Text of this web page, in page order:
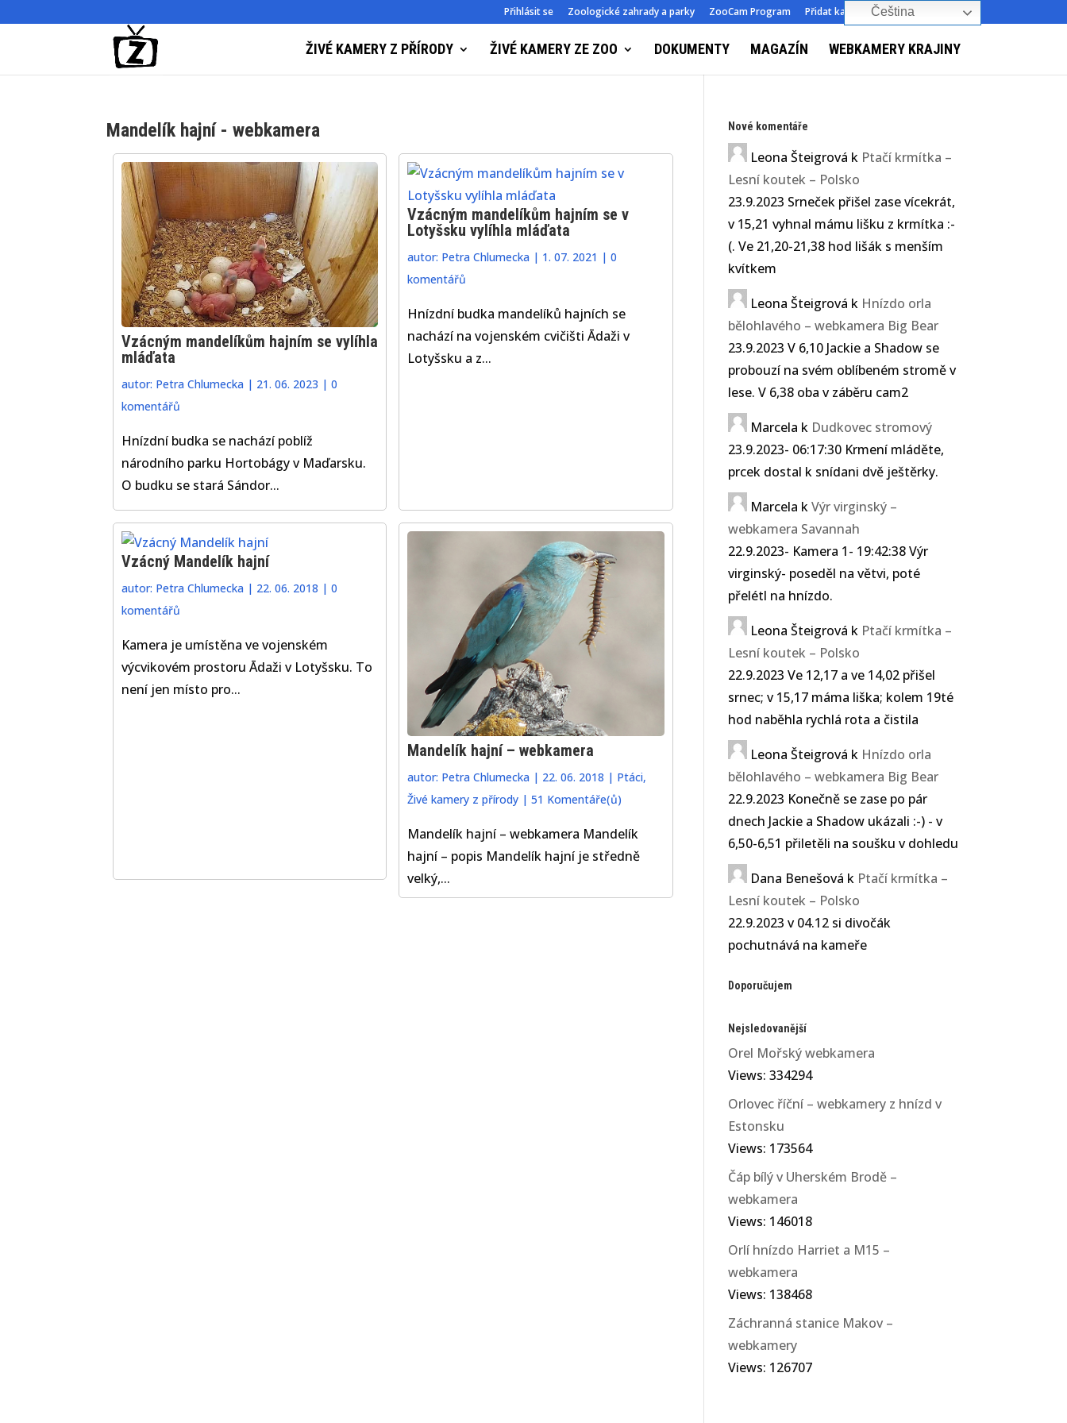
Přihlásit se Zoologické zahrady a parky ZooCam Program Přidat kameru O nás
ŽIVÉ KAMERY Z PŘÍRODY ŽIVÉ KAMERY ZE ZOO DOKUMENTY MAGAZÍN WEBKAMERY KRAJINY
Mandelík hajní - webkamera
Vzácným mandelíkům hajním se vylíhla
mláďata
autor: Petra Chlumecka| 21. 06. 2023 | 0
komentářů
Hnízdní budka se nachází poblíž
národního parku Hortobágy v Maďarsku.
O budku se stará Sándor...
Vzácným mandelíkům hajním se v
Lotyšsku vylíhla mláďata
autor: Petra Chlumecka| 1. 07. 2021 | 0
komentářů
Hnízdní budka mandelíků hajních se
nachází na vojenském cvičišti Ādaži v
Lotyšsku a z...
Vzácný Mandelík hajní
autor: Petra Chlumecka| 22. 06. 2018 | 0
komentářů
Kamera je umístěna ve vojenském
výcvikovém prostoru Ādaži v Lotyšsku. To
není jen místo pro...
Mandelík hajní – webkamera
autor: Petra Chlumecka| 22. 06. 2018 | Ptáci,
Živé kamery z přírody| 51 Komentáře(ů)
Mandelík hajní – webkamera Mandelík
hajní – popis Mandelík hajní je středně
velký,...
Nové komentáře
Leona Šteigrová k Ptačí krmítka –
Lesní koutek – Polsko
23.9.2023 Srneček přišel zase vícekrát,
v 15,21 vyhnal mámu lišku z krmítka :-
(. Ve 21,20-21,38 hod lišák s menším
kvítkem
Leona Šteigrová k Hnízdo orla
bělohlavého – webkamera Big Bear
23.9.2023 V 6,10 Jackie a Shadow se
probouzí na svém oblíbeném stromě v
lese. V 6,38 oba v záběru cam2
Marcela k Dudkovec stromový
23.9.2023- 06:17:30 Krmení mláděte,
prcek dostal k snídani dvě ještěrky.
Marcela kVýr virginský –
webkamera Savannah
22.9.2023- Kamera 1- 19:42:38 Výr
virginský- poseděl na větvi, poté
přelétl na hnízdo.
Leona Šteigrová k Ptačí krmítka –
Lesní koutek – Polsko
22.9.2023 Ve 12,17 a ve 14,02 přišel
srnec; v 15,17 máma liška; kolem 19té
hod naběhla rychlá rota a čistila
Leona Šteigrová k Hnízdo orla
bělohlavého – webkamera Big Bear
22.9.2023 Konečně se zase po pár
dnech Jackie a Shadow ukázali :-) - v
6,50-6,51 přiletěli na soušku v dohledu
Dana Benešová k Ptačí krmítka –
Lesní koutek – Polsko
22.9.2023 v 04.12 si divočák
pochutnává na kameře
Doporučujem
Nejsledovanější
Orel Mořský webkamera
Views: 334294
Orlovec říční – webkamery z hnízd v
Estonsku
Views: 173564
Čáp bílý v Uherském Brodě –
webkamera
Views: 146018
Orlí hnízdo Harriet a M15 –
webkamera
Views: 138468
Záchranná stanice Makov –
webkamery
Views: 126707
Čeština‎